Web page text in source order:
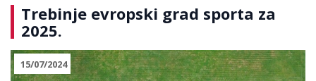
Trebinje evropski grad sporta za
2025.
15/07/2024